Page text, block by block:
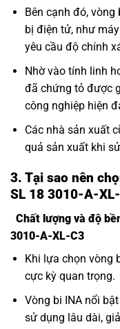
Bên cạnh đó,
bị điện tử, như
yêu cầu độ chính
Nhờ vào tính linh
đã chứng tỏ được
công nghiệp hiện
Các nhà sản xuất
quả sản xuất khi
3. Tại sao nên
SL 18 3010-A-
Chất lượng và độ
3010-A-XL-C3
Khi lựa chọn vòng
cực kỳ quan trọng.
Vòng bi INA nổi
sử dụng lâu dài,